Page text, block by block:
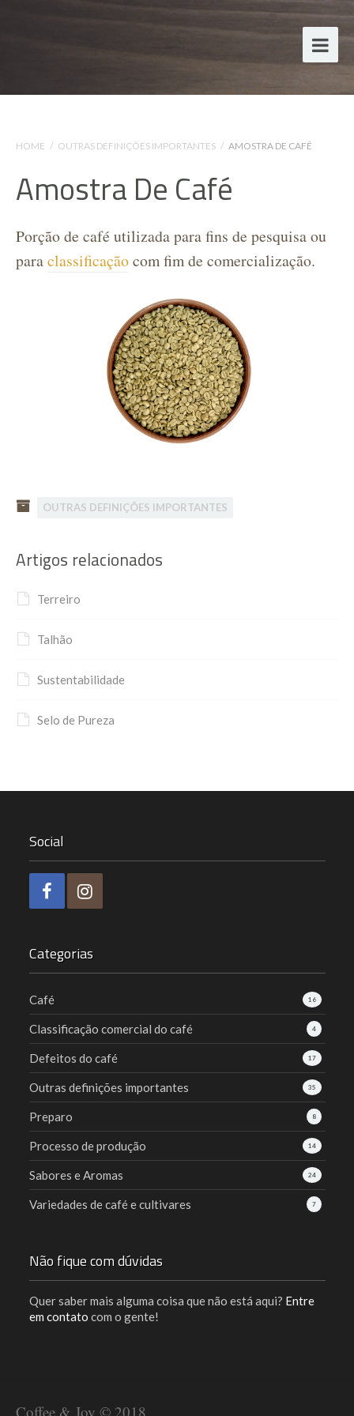
HOME / OUTRAS DEFINIÇÕES IMPORTANTES / AMOSTRA DE CAFÉ
Amostra De Café
Porção de café utilizada para fins de pesquisa ou
paraclassificaçãocom fim de comercialização.
OUTRAS DEFINIÇÕES IMPORTANTES
Artigos relacionados
Terreiro
Talhão
Sustentabilidade
Selo de Pureza
Social
Categorias
16
Café
4
Classificação comercial do café
17
Defeitos do café
35
Outras definições importantes
8
Preparo
14
Processo de produção
24
Sabores e Aromas
7
Variedades de café e cultivares
Não fique com dúvidas
Quer saber mais alguma coisa que não está aqui? Entre
em contato com o gente!
Coffee & Joy © 2018